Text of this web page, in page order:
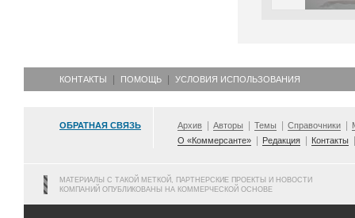
КОНТАКТЫ ПОМОЩЬ УСЛОВИЯ ИСПОЛЬЗОВАНИЯ
ОБРАТНАЯ СВЯЗЬ Архив Авторы Темы Справочники
О «Коммерсанте»
Редакция Контакты
МАТЕРИАЛЫ С ТАКОЙ МЕТКОЙ, ПАРТНЕРСКИЕ ПРОЕКТЫ И НОВОСТИ
КОМПАНИЙ ОПУБЛИКОВАНЫ НА КОММЕРЧЕСКОЙ ОСНОВЕ